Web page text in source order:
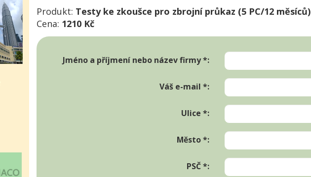
Produkt: Testy ke zkoušce pro zbrojní průkaz (5 PC/12 měsíců)
Cena: 1210 Kč
Jméno a příjmení nebo název firmy *:
Váš e-mail *:
Ulice *:
Město *:
PSČ *: